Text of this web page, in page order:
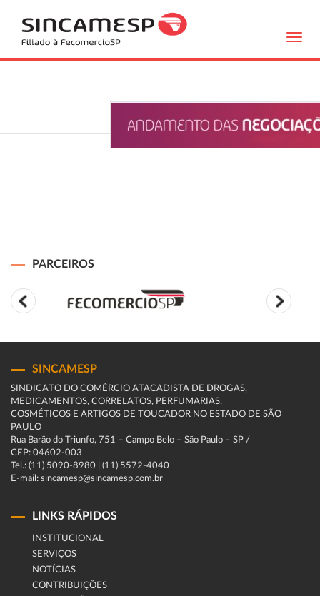
PARCEIROS
SINCAMESP
SINDICATO DO COMÉRCIO ATACADISTA DE DROGAS,
MEDICAMENTOS, CORRELATOS, PERFUMARIAS,
COSMÉTICOS E ARTIGOS DE TOUCADOR NO ESTADO DE SÃO
PAULO
Rua Barão do Triunfo, 751 – Campo Belo – São Paulo – SP /
CEP: 04602-003
Tel.: (11) 5090-8980 | (11) 5572-4040
E-mail: sincamesp@sincamesp.com.br
LINKS RÁPIDOS
INSTITUCIONAL
SERVIÇOS
NOTÍCIAS
CONTRIBUIÇÕES